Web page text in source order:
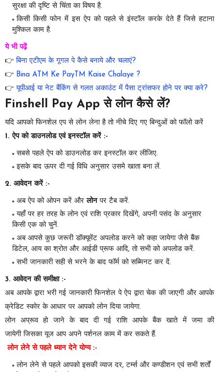
सुरक्षा की दृष्टि से चिंता का विषय है.
किसी किसी फोन में इस ऐप को पहले से इंस्टॉल करके देते हैं जिसे हटाना
मुश्किल काम है.
ये भी पढ़ें
👉बिना एटीएम के गूगल पे कैसे बनाये और चलाएं?
👉 Bina ATM Ke PayTM Kaise Chalaye ?
👉यूपीआई या नेट बैंकिंग से गलत अकाउंट में पैसा ट्रांसफर होने पर क्या करे?
Finshell Pay App से लोन कैसे लें?
यदि आपको फिनशेल एप से लोन लेना है तो नीचे दिए गए बिन्दुओं को फॉलो करें
1. ऐप को डाउनलोड एवं इनस्टॉल करें:-
सबसे पहले ऐप को डाउनलोड कर इनस्टॉल कर लीजिए.
इसके बाद ऊपर दी गई विधि अनुसार उसमे खाता बना लें.
2. आवेदन करें :-
अब ऐप को ओपन करें औरलोनपर टैब करें.
यहाँ पर हर तरह के लोन एवं राशि प्रकार दिखेंगे, अपनी पसंद के अनुसार
किसी एक को चुनें.
अब आपसे कुछ जरूरी डॉक्यूमेंट अपलोड करने को कहा जायेगा जैसे बैंक
डिटेल, आय का श्रोत और आईडी प्रूफ आदि, तो सभी को अपलोड करें.
सभी जानकारी सही से भरने के बाद फॉर्म को सब्मिनट कर दें.
3. आवेदन की समीक्षा :-
अब आपके द्वारा भरी गई जानकारी फिनशेल पे ऐप द्वारा चेक की जाएगी और आपके
क्रेडिट स्कोर के आधार पर आपको लोन दिया जायेगा.
लोन अप्रूव हो जाने के बाद दी गई राशि आपके बैंक खाते में जमा की
जायेगी जिसका यूज आप अपने पर्शनल काम में कर सकते हैं.
लोन लेने से पहले ध्यान देने योग्य :-
लोन लेने से पहले आपको इसकी व्याज दर, टर्म्स और कण्डीशन एवं सभी शर्तों